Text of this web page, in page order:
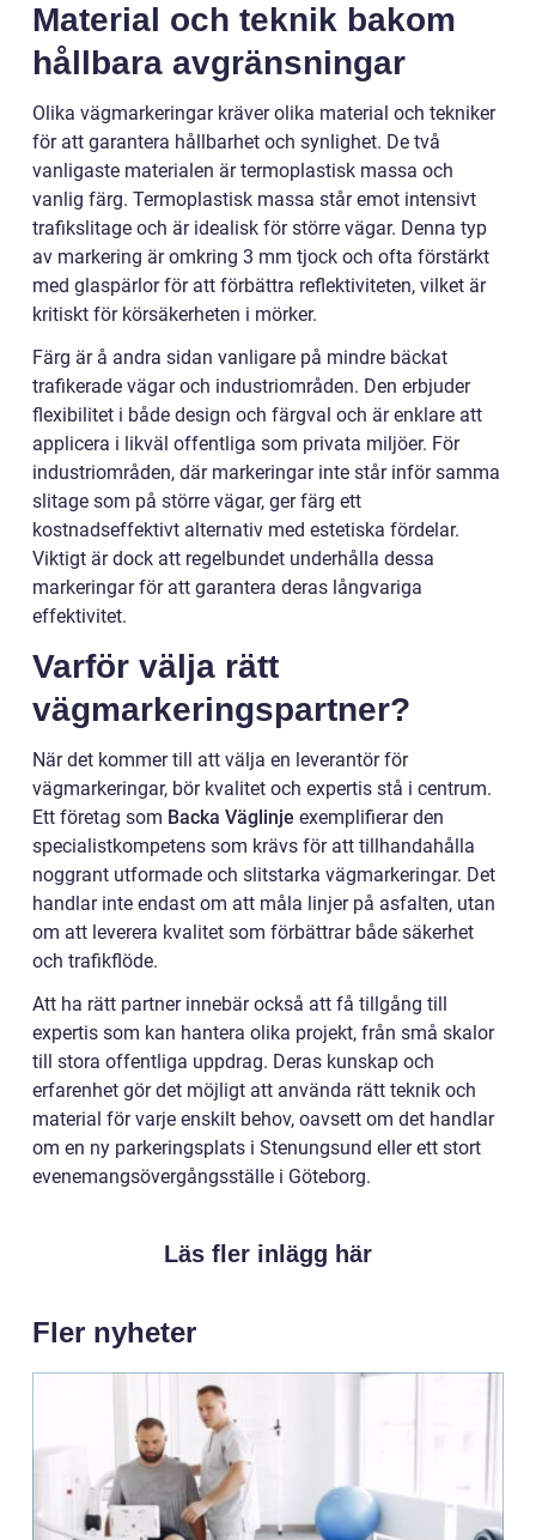
Material och teknik bakom
hållbara avgränsningar
Olika vägmarkeringar kräver olika material och tekniker
för att garantera hållbarhet och synlighet. De två
vanligaste materialen är termoplastisk massa och
vanlig färg. Termoplastisk massa står emot intensivt
trafikslitage och är idealisk för större vägar. Denna typ
av markering är omkring 3 mm tjock och ofta förstärkt
med glaspärlor för att förbättra reflektiviteten, vilket är
kritiskt för körsäkerheten i mörker.
Färg är å andra sidan vanligare på mindre bäckat
trafikerade vägar och industriområden. Den erbjuder
flexibilitet i både design och färgval och är enklare att
applicera i likväl offentliga som privata miljöer. För
industriområden, där markeringar inte står inför samma
slitage som på större vägar, ger färg ett
kostnadseffektivt alternativ med estetiska fördelar.
Viktigt är dock att regelbundet underhålla dessa
markeringar för att garantera deras långvariga
effektivitet.
Varför välja rätt
vägmarkeringspartner?
När det kommer till att välja en leverantör för
vägmarkeringar, bör kvalitet och expertis stå i centrum.
Ett företag som Backa Väglinje exemplifierar den
specialistkompetens som krävs för att tillhandahålla
noggrant utformade och slitstarka vägmarkeringar. Det
handlar inte endast om att måla linjer på asfalten, utan
om att leverera kvalitet som förbättrar både säkerhet
och trafikflöde.
Att ha rätt partner innebär också att få tillgång till
expertis som kan hantera olika projekt, från små skalor
till stora offentliga uppdrag. Deras kunskap och
erfarenhet gör det möjligt att använda rätt teknik och
material för varje enskilt behov, oavsett om det handlar
om en ny parkeringsplats i Stenungsund eller ett stort
evenemangsövergångsställe i Göteborg.
Läs fler inlägg här
Fler nyheter